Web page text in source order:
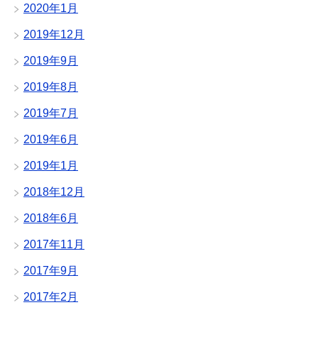
2020年1月
2019年12月
2019年9月
2019年8月
2019年7月
2019年6月
2019年1月
2018年12月
2018年6月
2017年11月
2017年9月
2017年2月